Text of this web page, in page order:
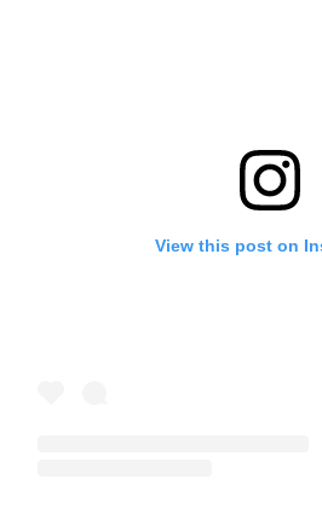
View this post on